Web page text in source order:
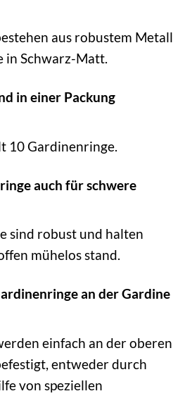
aus robustem Metall
in Schwarz-Matt.
in einer Packung
10 Gardinenringe.
auch für schwere
sind robust und halten
mühelos stand.
an der Gardine
einfach an der oberen
entweder durch
von speziellen